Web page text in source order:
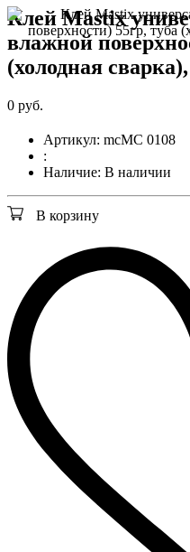
Клей Mastix
влажной
(холодная
0 руб.
Артикул: mcМС 0108
:
Наличие: В наличии
В корзину